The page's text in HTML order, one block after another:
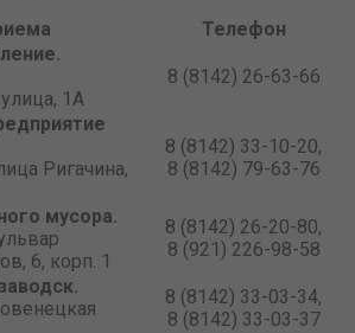
Телефон
1А
8 (8142) 26-63-66
Ригачина,
8 (8142) 33-10-20,
8 (8142) 79-63-76
мусора.
6, корп. 1
8 (8142) 26-20-80,
8 (921) 226-98-58
8 (8142) 33-03-34,
8 (8142) 33-03-37